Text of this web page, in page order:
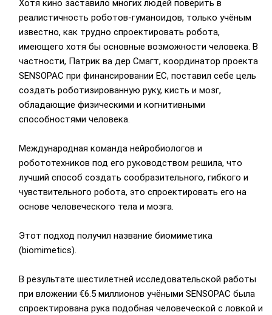
Хотя кино заставило многих людей поверить в
реалистичность роботов-гуманоидов, только учёным
известно, как трудно спроектировать робота,
имеющего хотя бы основные возможности человека. В
частности, Патрик ва дер Смагт, координатор проекта
SENSOPAC при финансировании ЕС, поставил себе цель
создать роботизированную руку, кисть и мозг,
обладающие физическими и когнитивными
способностями человека.
Международная команда нейробиологов и
робототехников под его руководством решила, что
лучший способ создать сообразительного, гибкого и
чувствительного робота, это спроектировать его на
основе человеческого тела и мозга.
Этот подход получил название биомиметика
(biomimetics).
В результате шестилетней исследовательской работы
при вложении €6.5 миллионов учёными SENSOPAC была
спроектирована рука подобная человеческой с ловкой и